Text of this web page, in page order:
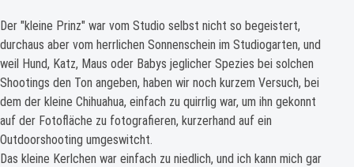
Der "kleine Prinz" war vom Studio selbst nicht so begeistert,
durchaus aber vom herrlichen Sonnenschein im Studiogarten, und
weil Hund, Katz, Maus oder Babys jeglicher Spezies bei solchen
Shootings den Ton angeben, haben wir noch kurzem Versuch, bei
dem der kleine Chihuahua, einfach zu quirrlig war, um ihn gekonnt
auf der Fotofläche zu fotografieren, kurzerhand auf ein
Outdoorshooting umgeswitcht.
Das kleine Kerlchen war einfach zu niedlich, und ich kann mich gar